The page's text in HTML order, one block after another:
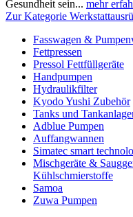
Gesundheit sein... mehr
Zur Kategorie
Fasswagen &
Fettpressen
Pressol Fettfüllgeräte
Handpumpen
Hydraulikfilter
Kyodo Yushi Zubehör
Tanks und
Adblue Pumpen
Auffangwannen
Simatec smart
Mischgeräte &
Kühlschmierstoffe
Samoa
Zuwa Pumpen